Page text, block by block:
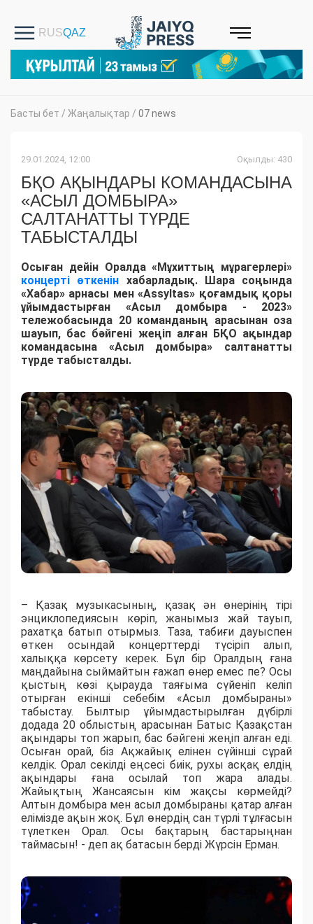
Басты бет / Жаңалықтар / 07 news
29.01.2024, 12:00 Оқылды: 430
БҚО АҚЫНДАРЫ КОМАНДАСЫНА
«АСЫЛ ДОМБЫРА»
САЛТАНАТТЫ ТҮРДЕ
ТАБЫСТАЛДЫ
Осыған дейін Оралда «Мұхиттың мұрагерлері»
концерті өткенін хабарладық. Шара соңында
«Хабар» арнасы мен «Assyltas» қоғамдық қоры
ұйымдастырған «Асыл домбыра - 2023»
тележобасында 20 команданың арасынан оза
шауып, бас бәйгені жеңіп алған БҚО ақындар
командасына «Асыл домбыра» салтанатты
түрде табысталды.
– Қазақ музыкасының, қазақ ән өнерінің тірі
энциклопедиясын көріп, жанымыз жай тауып,
рахатқа батып отырмыз. Таза, табиғи дауыспен
өткен осындай концерттерді түсіріп алып,
халыққа көрсету керек. Бұл бір Оралдың ғана
маңдайына сыймайтын ғажап өнер емес пе? Осы
қыстың көзі қырауда таяғыма сүйеніп келіп
отырған екінші себебім «Асыл домбыраны»
табыстау. Былтыр ұйымдастырылған дүбірлі
додада 20 облыстың арасынан Батыс Қазақстан
ақындары топ жарып, бас бәйгені жеңіп алған еді.
Осыған орай, біз Ақжайық елінен сүйінші сұрай
келдік. Орал секілді еңсесі биік, рухы асқақ елдің
ақындары ғана осылай топ жара алады.
Жайықтың Жансаясын кім жақсы көрмейді?
Алтын домбыра мен асыл домбыраны қатар алған
елімізде ақын жоқ. Бұл өнердің сан түрлі тұлғасын
түлеткен Орал. Осы бақтарың бастарыңнан
таймасын! - деп ақ батасын берді Жүрсін Ерман.